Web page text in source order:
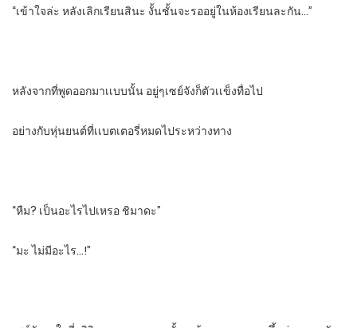
“เข้าใจล่ะ​ หลังเลิกเรียนสินะ​ งั้นชั้นจะรออยู่ในห้องเรียนละกัน…”
หลังจากที่พูดออกมาเเบบนั้น​ อยู่ๆเซย์จังก็ตัวเเข็งทื่อไป
อย่างกับหุ่นยนต์​ที่เเบตเตอรี่หมดไประหว่างทาง
“หืม? เป็นอะไรไปเหรอ​ ชิมาดะ”
“มะ ไม่มีอะไร…!”